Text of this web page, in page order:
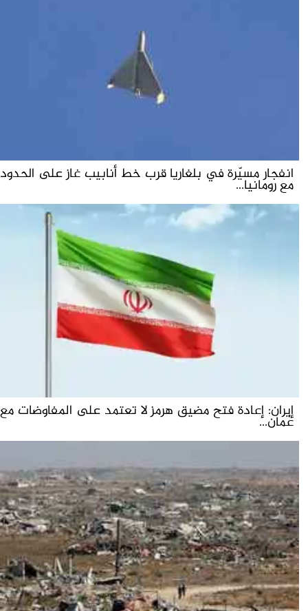
انفجار مسيّرة في بلغاريا قرب خط أنابيب غاز على الحدود
مع رومانيا...
إيران: إعادة فتح مضيق هرمز لا تعتمد على المفاوضات مع
عُمان...